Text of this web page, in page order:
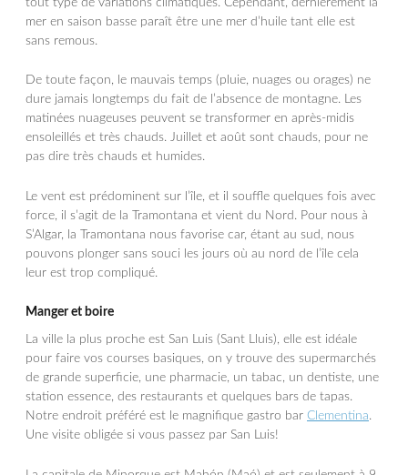
mer en saison basse paraît être une mer d’huile tant elle est
sans remous.
De toute façon, le mauvais temps (pluie, nuages ou orages) ne
dure jamais longtemps du fait de l’absence de montagne. Les
matinées nuageuses peuvent se transformer en après-midis
ensoleillés et très chauds. Juillet et août sont chauds, pour ne
pas dire très chauds et humides.
Le vent est prédominent sur l’île, et il souffle quelques fois avec
force, il s’agit de la Tramontana et vient du Nord. Pour nous à
S’Algar, la Tramontana nous favorise car, étant au sud, nous
pouvons plonger sans souci les jours où au nord de l’île cela
leur est trop compliqué.
Manger et boire
La ville la plus proche est San Luis (Sant Lluis), elle est idéale
pour faire vos courses basiques, on y trouve des supermarchés
de grande superficie, une pharmacie, un tabac, un dentiste, une
station essence, des restaurants et quelques bars de tapas.
Notre endroit préféré est le magnifique gastro bar Clementina.
Une visite obligée si vous passez par San Luis!